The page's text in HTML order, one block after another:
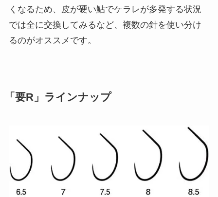
くなるため、皮が硬い鮎でケラレが多発する状況
では全に交換してみるなど、複数の針を使い分け
るのがオススメです。
「要R」ラインナップ